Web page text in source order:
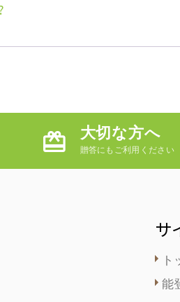
大切な方へ
贈答にもご利用ください
サ
能